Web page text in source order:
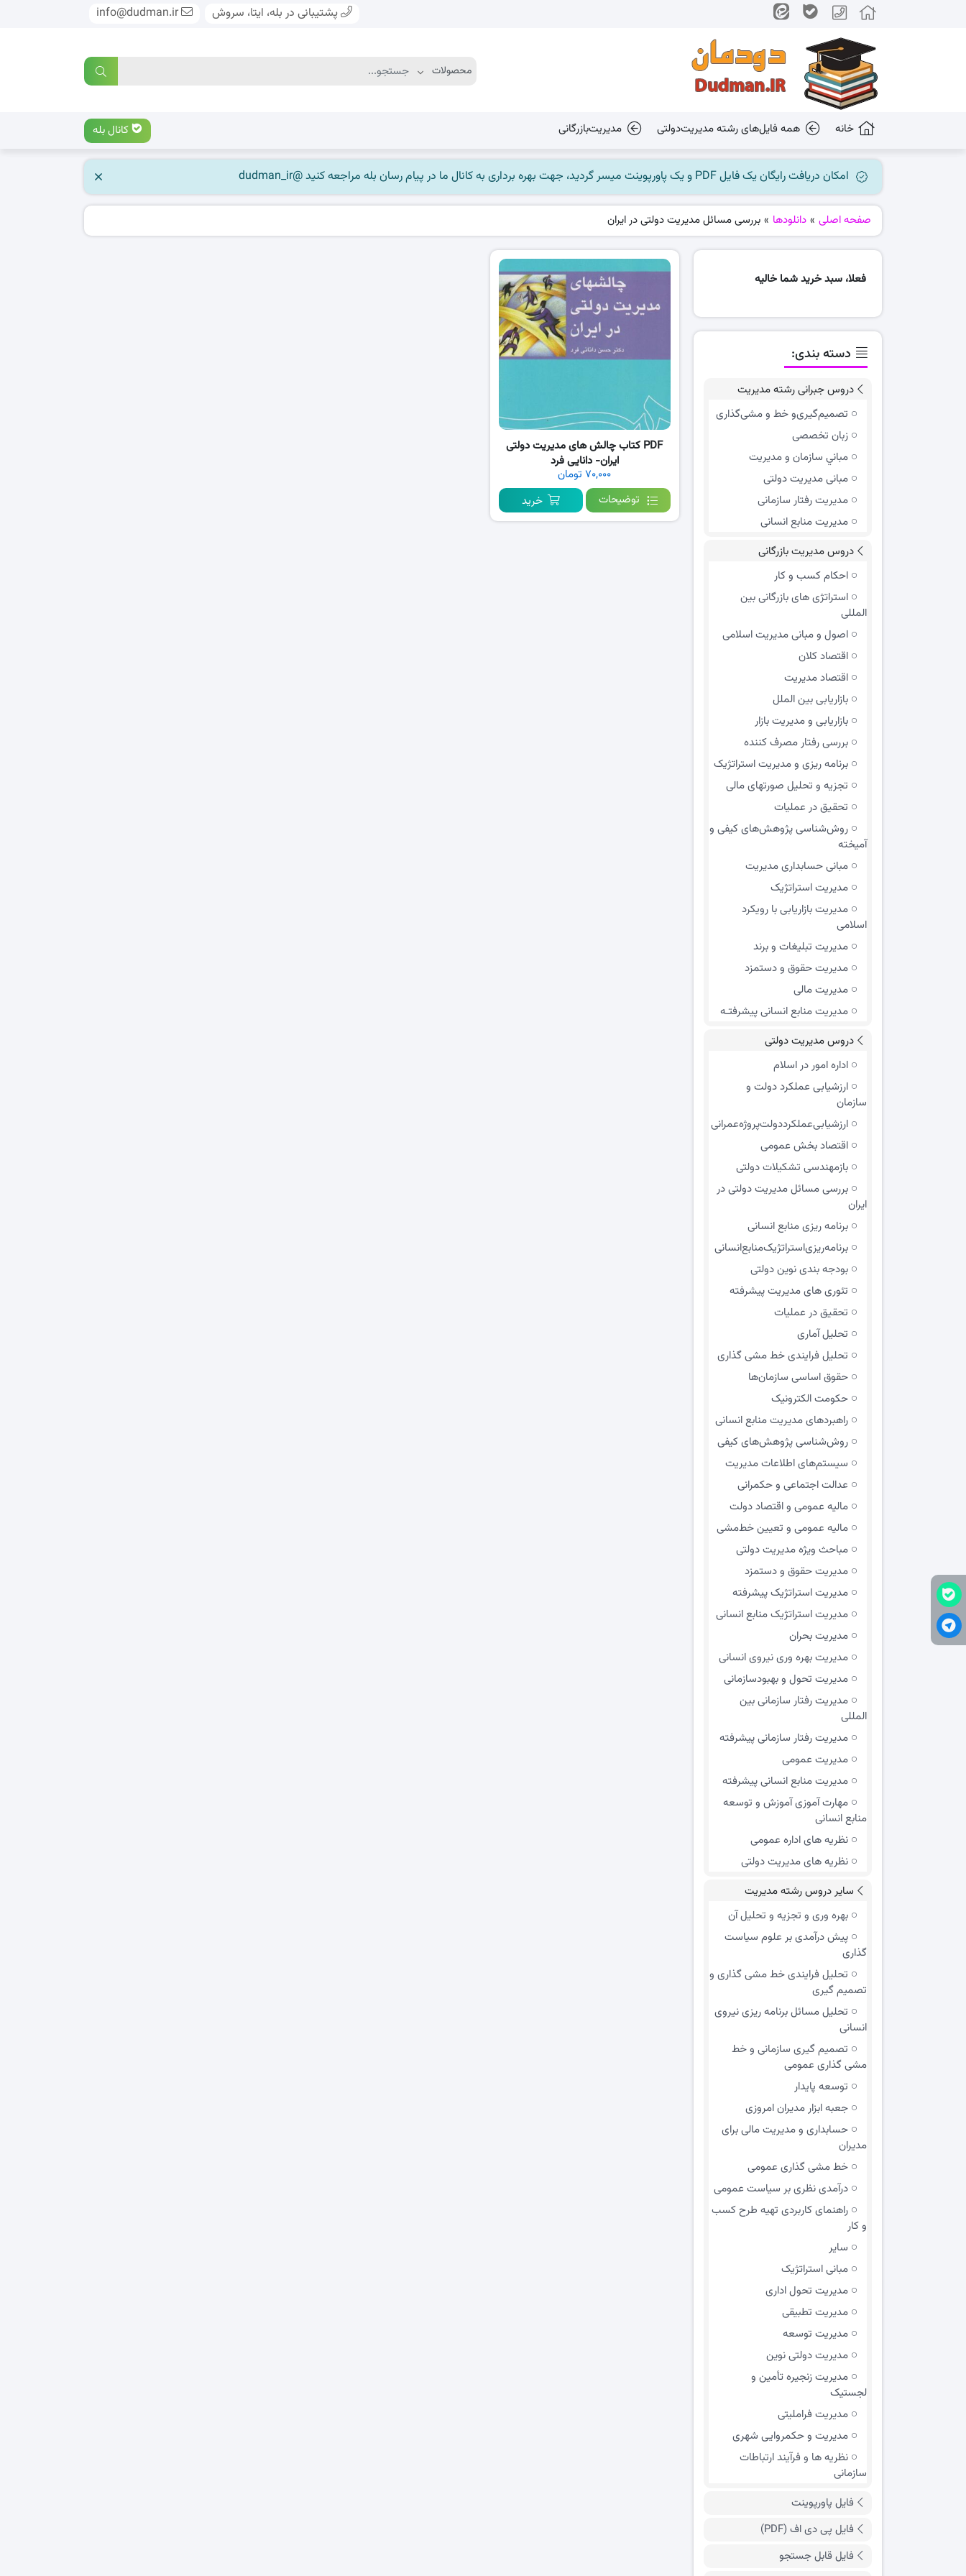
پشتیبانی در بله، ایتا، سروش info@dudman.ir
خانه همه فایل‌های رشته مدیریت‌دولتی مدیریت‌بازرگانی کانال بله
امکان دریافت رایگان یک فایل PDF و یک پاورپوینت میسر گردید، جهت بهره برداری به کانال ما در پیام رسان بله مراجعه کنید @dudman_ir
صفحه اصلی » دانلودها » بررسی مسائل مدیریت دولتی در ایران
PDF کتاب چالش های مدیریت دولتی
ایران- دانایی فرد
۷۰,۰۰۰ تومان
توضیحات
خرید
فعلا، سبد خرید شما خالیه
دسته بندی:
دروس جبرانی رشته مدیریت
تصمیم‌گیری‌و خط و مشی‌گذاری
زبان تخصصی
مباني سازمان و مديريت
مبانی مدیریت دولتی
مدیریت رفتار سازمانی
مدیریت منابع انسانی
دروس مدیریت بازرگانی
احکام کسب و کار
استراتژی های بازرگانی بین
المللی
اصول و مبانی مدیریت اسلامی
اقتصاد کلان
اقتصاد مدیریت
بازاریابی بین الملل
بازاریابی و مدیریت بازار
بررسی رفتار مصرف کننده
برنامه ریزی و مدیریت استراتژیک
تجزیه و تحلیل صورتهای مالی
تحقیق در عملیات
روش‌شناسی پژوهش‌های کیفی و
آمیخته
مبانی حسابداری مدیریت
مدیریت استراتژیک
مدیریت بازاریابی با رویکرد
اسلامی
مدیریت تبلیغات و برند
مدیریت حقوق و دستمزد
مدیریت مالی
مدیریت منابع انسانی پیشرفتـه
دروس مدیریت دولتی
اداره امور در اسلام
ارزشیابی عملکرد دولت و
سازمان
ارزشیابی‌عملکرد‌دولت‌پروژه‌عمرانی
اقتصاد بخش عمومی
بازمهندسی تشکیلات دولتی
بررسی مسائل مدیریت دولتی در
ایران
برنامه ریزی منابع انسانی
برنامه‌ریزی‌استراتژیک‌منابع‌انسانی
بودجه بندی نوین دولتی
تئوری های مدیریت پیشرفته
تحقیق در عملیات
تحلیل آماری
تحلیل فرایندی خط مشی گذاری
حقوق اساسی سازمان‌ها
حکومت الکترونیک
راهبردهای مدیریت منابع انسانی
روش‌شناسی پژوهش‌های کیفی
سیستم‌های اطلاعات مدیریت
عدالت اجتماعی و حکمرانی
مالیه عمومی و اقتصاد دولت
مالیه عمومی و تعیین خط‌مشی
مباحث ویژه مدیریت دولتی
مديريت حقوق و دستمزد
مدیریت استراتژیک پیشرفته
مدیریت استراتژیک منابع انسانی
مدیریت بحران
مدیریت بهره وری نیروی انسانی
مدیریت تحول و بهبود‌سازمانی
مدیریت رفتار سازمانی بین
المللی
مدیریت رفتار سازمانی پیشرفته
مدیریت عمومی
مدیریت منابع انسانی پیشرفته
مهارت آموزی آموزش و توسعه
منابع انسانی
نظریه های اداره عمومی
نظریه های مدیریت دولتی
سایر دروس رشته مدیریت
بهره وری و تجزیه و تحلیل آن
پیش درآمدی بر علوم سیاست
گذاری
تحلیل فرایندی خط مشی گذاری و
تصمیم گیری
تحلیل مسائل برنامه ریزی نیروی
انسانی
تصمیم گیری سازمانی و خط
مشی گذاری عمومی
توسعه پایدار
جعبه ابزار مدیران امروزی
حسابداری و مدیریت مالی برای
مدیران
خط مشی گذاری عمومی
درآمدی نظری بر سیاست عمومی
راهنمای کاربردی تهیه طرح کسب
و کار
سایر
مبانی استراتژیک
مدیریت تحول اداری
مدیریت تطبیقی
مدیریت توسعه
مدیریت دولتی نوین
مدیریت زنجیره تأمین و
لجستیک
مدیریت فراملیتی
مدیریت و حکمروایی شهری
نظریه ها و فرآیند ارتباطات
سازمانی
فایل پاورپوینت
فایل پی دی اف (PDF)
فایل قابل جستجو